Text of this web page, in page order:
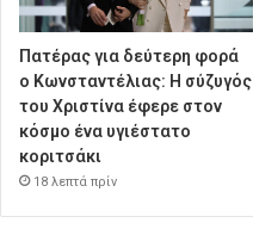
Πατέρας για δεύτερη φορά
ο Κωνσταντέλιας: Η σύζυγός
του Χριστίνα έφερε στον
κόσμο ένα υγιέστατο
κοριτσάκι
18 λεπτά πρίν